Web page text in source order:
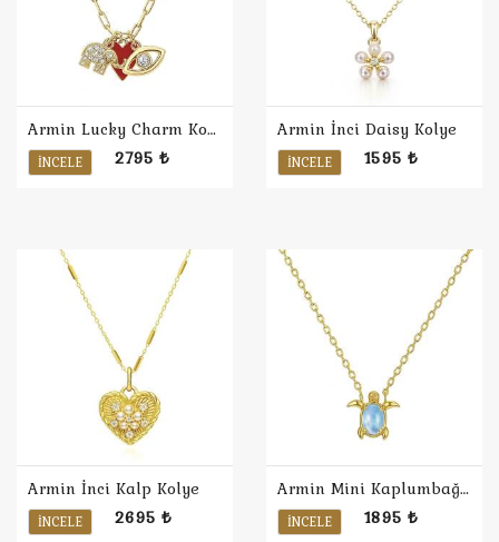
Armin Lucky Charm Kolye
İNCELE 2795 ₺
Armin İnci Daisy Kolye
İNCELE 1595 ₺
Armin İnci Kalp Kolye
İNCELE 2695 ₺
Armin Mini Kaplumbağa Kolye
İNCELE 1895 ₺